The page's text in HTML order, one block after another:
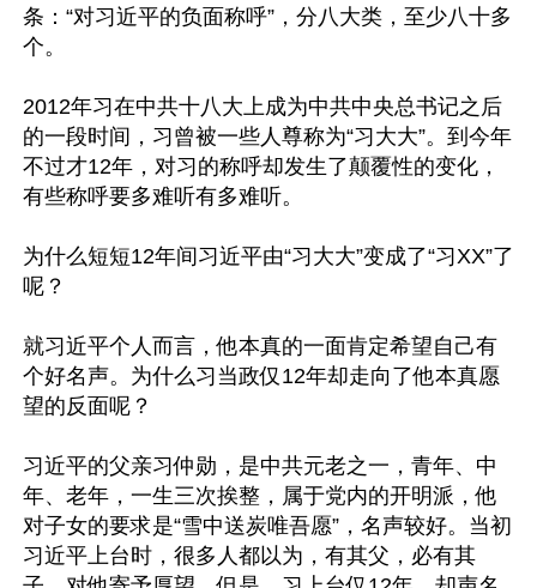
条：“对习近平的负面称呼”，分八大类，至少八十多
个。
2012年习在中共十八大上成为中共中央总书记之后
的一段时间，习曾被一些人尊称为“习大大”。到今年
不过才12年，对习的称呼却发生了颠覆性的变化，
有些称呼要多难听有多难听。
为什么短短12年间习近平由“习大大”变成了“习XX”了
呢？
就习近平个人而言，他本真的一面肯定希望自己有
个好名声。为什么习当政仅12年却走向了他本真愿
望的反面呢？
习近平的父亲习仲勋，是中共元老之一，青年、中
年、老年，一生三次挨整，属于党内的开明派，他
对子女的要求是“雪中送炭唯吾愿”，名声较好。当初
习近平上台时，很多人都以为，有其父，必有其